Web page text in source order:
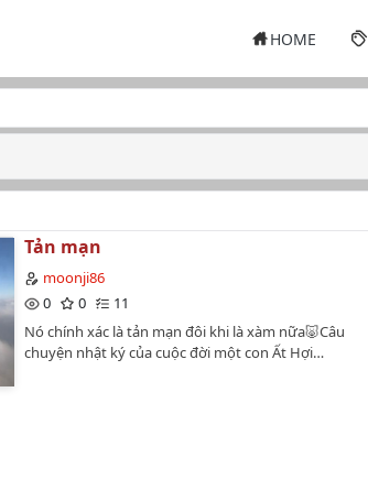
HOME
Tản mạn
moonji86
0
0
11
Nó chính xác là tản mạn đôi khi là xàm nữa🐷Câu
chuyện nhật ký của cuộc đời một con Ất Hợi…